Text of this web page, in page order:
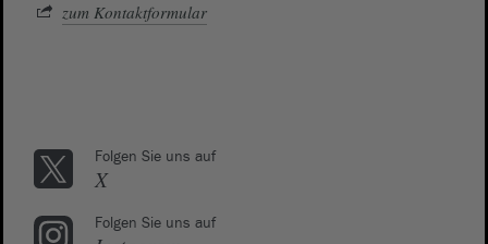
zum Kontaktformular
Folgen Sie uns auf
X
Folgen Sie uns auf